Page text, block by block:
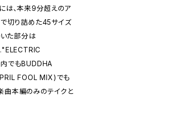
は、本来9分超えのア
切り詰めた45サイズ
た部分は
でもBUDDHA
FOOL MIX)でも
曲本編のみのテイクと